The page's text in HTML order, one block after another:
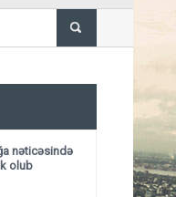
İmişlidə uşaq
nəticəsində
olub